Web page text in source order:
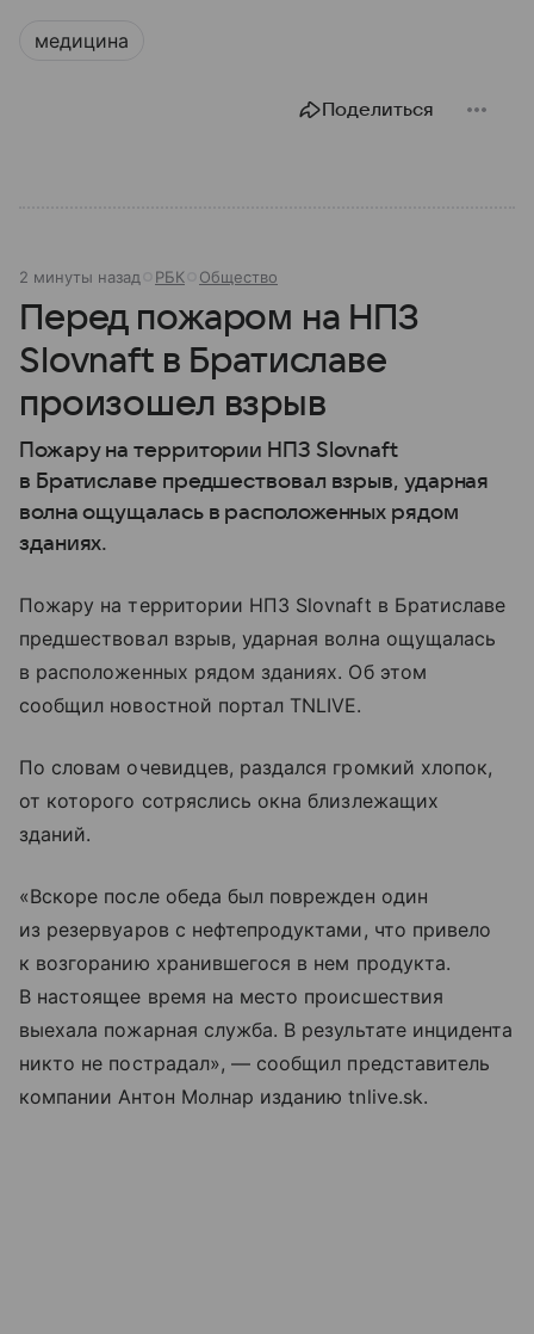
медицина
Поделиться
2 минуты назад РБК Общество
Перед пожаром на НПЗ
Slovnaft в Братиславе
произошел взрыв
Пожару на территории НПЗ Slovnaft
в Братиславе предшествовал взрыв, ударная
волна ощущалась в расположенных рядом
зданиях.
Пожару на территории НПЗ Slovnaft в Братиславе
предшествовал взрыв, ударная волна ощущалась
в расположенных рядом зданиях. Об этом
сообщил новостной портал TNLIVE.
По словам очевидцев, раздался громкий хлопок,
от которого сотряслись окна близлежащих
зданий.
«Вскоре после обеда был поврежден один
из резервуаров с нефтепродуктами, что привело
к возгоранию хранившегося в нем продукта.
В настоящее время на место происшествия
выехала пожарная служба. В результате инцидента
никто не пострадал», — сообщил представитель
компании Антон Молнар изданию tnlive.sk.